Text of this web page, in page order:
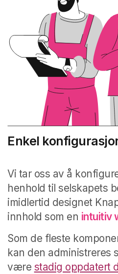
Enkel
Vi tar oss av å
henhold til selskapets
imidlertid designet
innhold som en intuitiv
Som de fleste
kan den administreres
være stadig oppdatert